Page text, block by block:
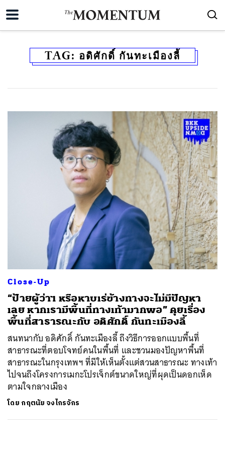
TAG: อดิศักดิ์ กันทะเมืองลี้
Close-Up
“ป้ายผู้ว่าฯ หรือหาบเร่ข้างทางจะไม่มีปัญหา
เลย หากเรามีพื้นที่ทางเท้ามากพอ” คุยเรื่อง
พื้นที่สาธารณะกับ อดิศักดิ์ กันทะเมืองลี้
สนทนากับ อดิศักดิ์ กันทะเมืองลี้ ถึงวิธีการออกแบบพื้นที่
สาธารณะที่ตอบโจทย์คนในพื้นที่ และชวนมองปัญหาพื้นที่
สาธารณะในกรุงเทพฯ ที่มีให้เห็นตั้งแต่สวนสาธารณะ ทางเท้า
ไปจนถึงโครงการเมกะโปรเจ็กต์ขนาดใหญ่ที่ผุดเป็นดอกเห็ด
ตามใจกลางเมือง
โดย กฤตนัย จงไกรจักร